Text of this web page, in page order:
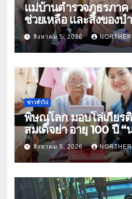
แม่บ้านตำรวจภูธรภาค
ช่วยเหลือ และสิ่งของบ
ธิดา ข้าราชการตำรวจจังหวัด
อุทัยธานี
สิงหาคม 5, 2026
ข่าวทั่วไป
พิษณุโลก มอบโล่เกียร
สมเด็จย่า อายุ 100 ปี “นางจอม นุ่ม
เนตร” ตำบลบ้านกร่าง
สิงหาคม 5, 2026